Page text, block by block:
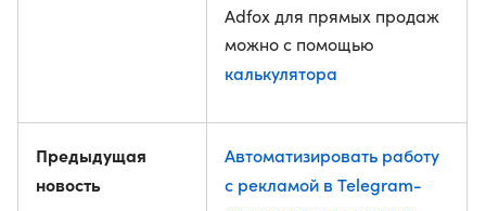
Adfox для прямых продаж
можно с помощью
калькулятора
Предыдущая
новость
Автоматизировать работу
с рекламой в Telegram-